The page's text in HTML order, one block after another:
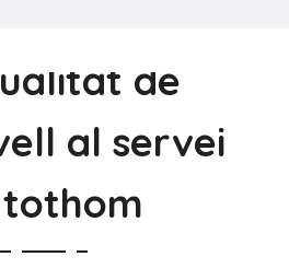
de
al servei